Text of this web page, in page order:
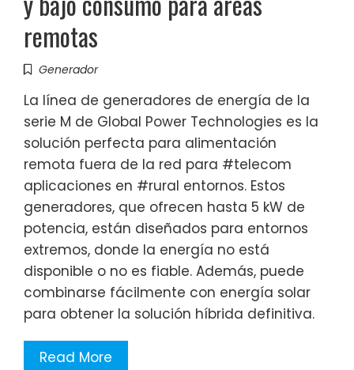
remotas
Generador
La línea de generadores de energía de la
serie M de Global Power Technologies es la
solución perfecta para alimentación
remota fuera de la red para #telecom
aplicaciones en #rural entornos. Estos
generadores, que ofrecen hasta 5 kW de
potencia, están diseñados para entornos
extremos, donde la energía no está
disponible o no es fiable. Además, puede
combinarse fácilmente con energía solar
para obtener la solución híbrida definitiva.
Read More